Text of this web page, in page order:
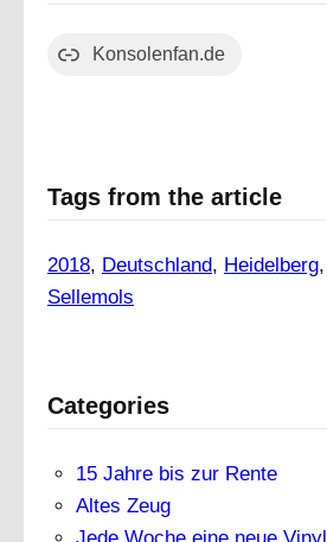
Konsolenfan.de
Tags from the article
2018, Deutschland, Heidelberg,
Sellemols
Categories
15 Jahre bis zur Rente
Altes Zeug